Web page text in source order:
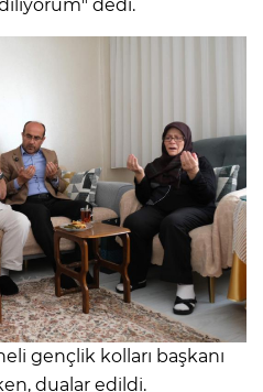
dedi.
gençlik kolları başkanı
dualar edildi.